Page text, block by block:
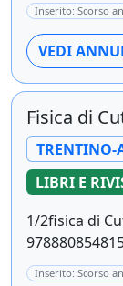
Inserito: Scorso
VEDI
Fisica di
TRENTINO-
LIBRI E
1/2fisica di
Inserito: Scorso